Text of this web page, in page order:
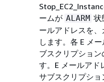
ームが ALARM 状
ールアドレスを
します。各 E メ
ブスクリプショ
す。E メールアド
サブスクリプショ